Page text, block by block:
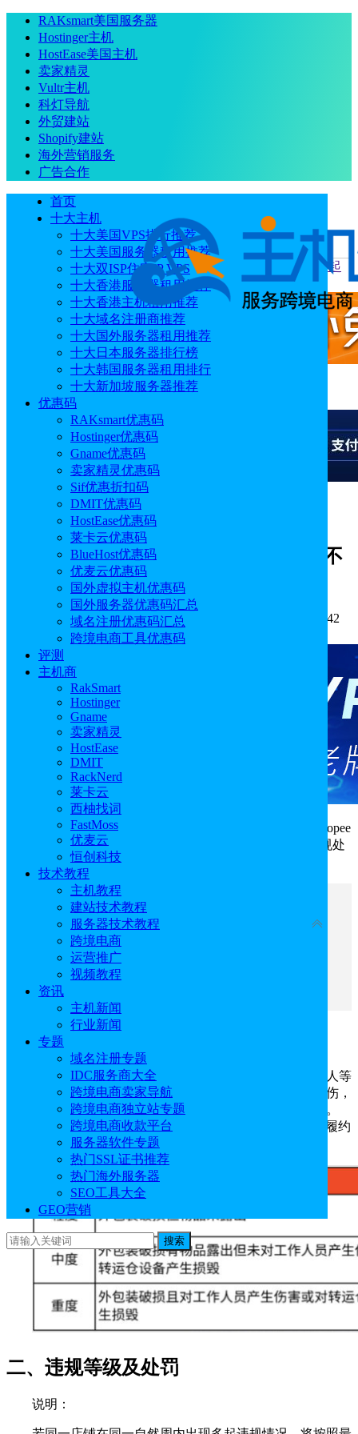
RAKsmart美国服务器
Hostinger主机
HostEase美国主机
卖家精灵
Vultr主机
科灯导航
外贸建站
Shopify建站
海外营销服务
广告合作
首页
十大主机
十大美国VPS排行推荐
十大美国服务器租用推荐
十大双ISP住宅IP VPS
十大香港服务器租用推荐
十大香港主机租用推荐
十大域名注册商推荐
十大国外服务器租用推荐
十大日本服务器排行榜
十大韩国服务器租用排行
十大新加坡服务器推荐
优惠码
RAKsmart优惠码
Hostinger优惠码
Gname优惠码
卖家精灵优惠码
Sif优惠折扣码
DMIT优惠码
HostEase优惠码
莱卡云优惠码
BlueHost优惠码
优麦云优惠码
国外虚拟主机优惠码
国外服务器优惠码汇总
域名注册优惠码汇总
跨境电商工具优惠码
评测
主机商
RakSmart
Hostinger
Gname
卖家精灵
HostEase
DMIT
RackNerd
莱卡云
西柚找词
FastMoss
优麦云
恒创科技
技术教程
主机教程
建站技术教程
服务器技术教程
跨境电商
运营推广
视频教程
资讯
主机新闻
行业新闻
专题
域名注册专题
IDC服务商大全
跨境电商卖家导航
跨境电商独立站专题
跨境电商收款平台
服务器软件专题
热门SSL证书推荐
热门海外服务器
SEO工具大全
GEO营销
搜索
当前位置：首页 跨境电商 Shopee新规发布：将于6月22日起
实施不良包装处罚
Shopee新规发布：将于6月22日起实施不
良包装处罚
作者: Alisa 分类:跨境电商
发布时间: 2026.06.09 17:46:42
更新于: 2026.06.09 17:46:42
为进一步保障仓库、物流作业人员及买家的安全，Shopee
宣布将于北京时间2026年6月22日起正式上线不良包装违规处
罚政策。
文章目录
一、包装要求
二、违规等级及处罚
三、查询与申诉
一、包装要求
包装不规范可能引发包裹破损、遗失以及尖锐物品伤人等
问题，严重情况下还可能导致仓库及转运环节工作人员受伤，
或造成转运仓分拣设备损坏，进而影响整体物流运作效率。
Shopee建议卖家严格按照平台要求进行包装，以提升订单履约
质量和履约率。
二、违规等级及处罚
说明：